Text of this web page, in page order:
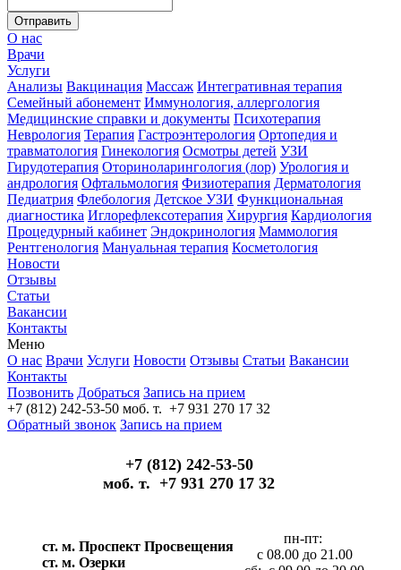
О нас
Врачи
Услуги
Анализы Вакцинация Массаж Интегративная терапия
Семейный абонемент Иммунология, аллергология
Медицинские справки и документы Психотерапия
Неврология Терапия Гастроэнтерология Ортопедия и
травматология Гинекология Осмотры детей УЗИ
Гирудотерапия Оториноларингология (лор) Урология и
андрология Офтальмология Физиотерапия Дерматология
Педиатрия Флебология Детское УЗИ Функциональная
диагностика Иглорефлексотерапия Хирургия Кардиология
Процедурный кабинет Эндокринология Маммология
Рентгенология Мануальная терапия Косметология
Новости
Отзывы
Статьи
Вакансии
Контакты
Меню
О нас Врачи Услуги Новости Отзывы Статьи Вакансии
Контакты
Позвонить Добраться Запись на прием
+7 (812) 242-53-50 моб. т. +7 931 270 17 32
Обратный звонок Запись на прием
+7 (812) 242-53-50
моб. т. +7 931 270 17 32
ст. м. Проспект Просвещения
ст. м. Озерки
пн-пт:
с 08.00 до 21.00